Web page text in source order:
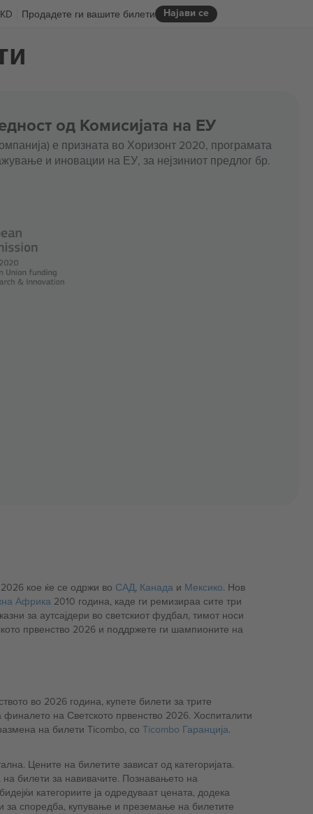
Најави се
Продадете ги вашите билети
од Комисијата на ЕУ
е призната во Хоризонт 2020, програмата
и иновации на ЕУ, за нејзиниот предлог бр.
кое ќе се одржи во САД, Канадаи Мексико. Нов
Африка2010 година, каде ги ремизираа сите три
за аутсајдери во светскиот фудбал, тимот носи
првенство 2026 и поддржете ги шампионите на
во 2026 година, купете билети за трите
на Светското првенство 2026. Хоспиталити
на билети Ticombo, со Ticombo Гаранција.
Цените на билетите зависат од категоријата.
билети за навивачите. Познавањето на
категориите ја одредуваат цената, додека
за споредба, купување и преземање на билетите